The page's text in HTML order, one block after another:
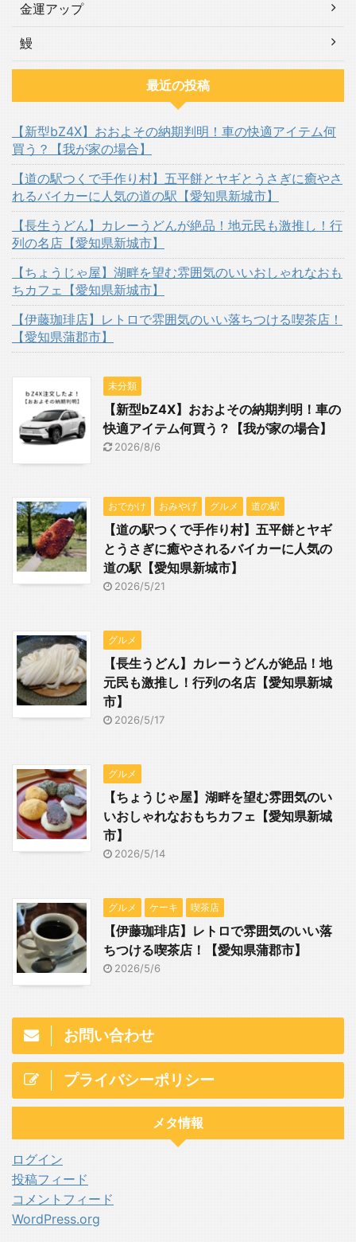
金運アップ
鰻
最近の投稿
【新型bZ4X】おおよその納期判明！車の快適アイテム何
買う？【我が家の場合】
【道の駅つくで手作り村】五平餅とヤギとうさぎに癒やさ
れるバイカーに人気の道の駅【愛知県新城市】
【長生うどん】カレーうどんが絶品！地元民も激推し！行
列の名店【愛知県新城市】
【ちょうじゃ屋】湖畔を望む雰囲気のいいおしゃれなおも
ちカフェ【愛知県新城市】
【伊藤珈琲店】レトロで雰囲気のいい落ちつける喫茶店！
【愛知県蒲郡市】
未分類
【新型bZ4X】おおよその納期判明！車の
快適アイテム何買う？【我が家の場合】
2026/8/6
おでかけ おみやげ グルメ 道の駅
【道の駅つくで手作り村】五平餅とヤギ
とうさぎに癒やされるバイカーに人気の
道の駅【愛知県新城市】
2026/5/21
グルメ
【長生うどん】カレーうどんが絶品！地
元民も激推し！行列の名店【愛知県新城
市】
2026/5/17
グルメ
【ちょうじゃ屋】湖畔を望む雰囲気のい
いおしゃれなおもちカフェ【愛知県新城
市】
2026/5/14
グルメ ケーキ 喫茶店
【伊藤珈琲店】レトロで雰囲気のいい落
ちつける喫茶店！【愛知県蒲郡市】
2026/5/6
お問い合わせ
プライバシーポリシー
メタ情報
ログイン
投稿フィード
コメントフィード
WordPress.org